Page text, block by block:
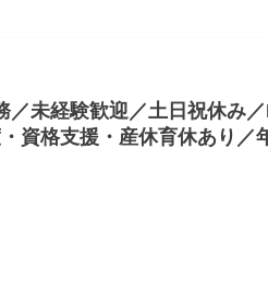
／未経験歓迎／土日祝休み
資格支援・産休育休あり／